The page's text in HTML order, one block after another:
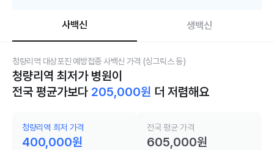
사백신 생백신
청량리역 대상포진 예방접종 사백신 가격 (싱그릭스 등)
청량리역 최저가 병원이
전국 평균가보다 205,000원 더 저렴해요
청량리역 최저 가격
400,000원
전국 평균 가격
605,000원